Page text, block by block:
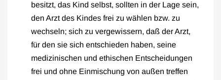
besitzt, das Kind selbst, sollten in der Lage sein,
den Arzt des Kindes frei zu wählen bzw. zu
wechseln; sich zu vergewissern, daß der Arzt,
für den sie sich entschieden haben, seine
medizinischen und ethischen Entscheidungen
frei und ohne Einmischung von außen treffen